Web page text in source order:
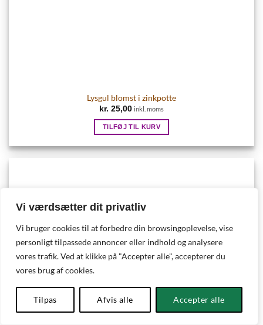
Vi værdsætter dit privatliv
Vi bruger cookies til at forbedre din browsingoplevelse, vise
personligt tilpassede annoncer eller indhold og analysere
vores trafik. Ved at klikke på "Accepter alle", accepterer du
vores brug af cookies.
Tilpas Afvis alle Accepter alle
Lysgul blomst i zinkpotte
kr. 25,00 inkl. moms
TILFØJ TIL KURV